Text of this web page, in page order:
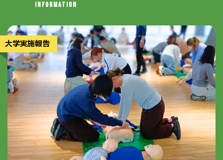
INFORMATION
大学実施報告